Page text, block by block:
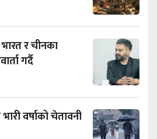
र चीनका
गर्दै
वर्षाको चेतावनी